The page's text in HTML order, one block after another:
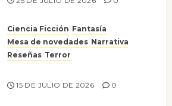
Ciencia Ficción Fantasía
Mesa de novedades Narrativa
Reseñas Terror
15 DE JULIO DE 2026 0